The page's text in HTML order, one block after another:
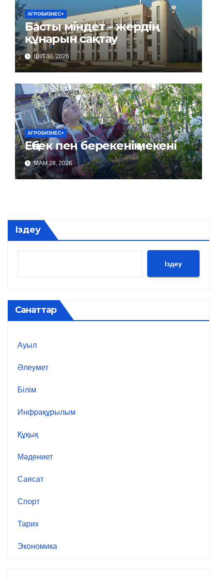
АГРОБИЗНЕС+
Басты міндет – жердің
құнарын сақтау
ШІЛ 30, 2026
АГРОБИЗНЕС+
Еңбек пен берекенің мекені
МАМ 28, 2026
Іздеу
Іздеу
Санаттар
Ауыл
Әлеумет
Білім
Инфрақұрылым
Құқық
Мәдениет
Саясат
Спорт
Тарих
Экономика